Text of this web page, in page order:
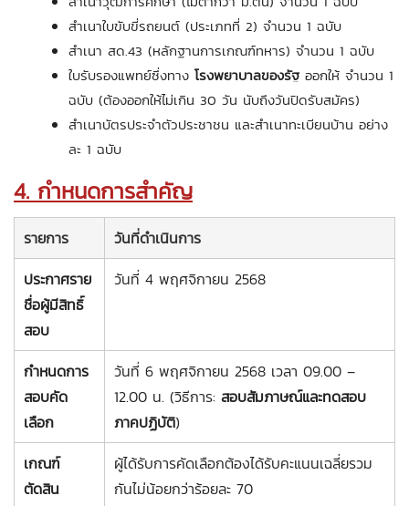
สำเนาใบขับขี่รถยนต์ (ประเภทที่ 2) จำนวน 1 ฉบับ
สำเนา สด.43 (หลักฐานการเกณฑ์ทหาร) จำนวน 1 ฉบับ
ใบรับรองแพทย์ซึ่งทาง โรงพยาบาลของรัฐ ออกให้ จำนวน 1
ฉบับ (ต้องออกให้ไม่เกิน 30 วัน นับถึงวันปิดรับสมัคร)
สำเนาบัตรประจำตัวประชาชน และสำเนาทะเบียนบ้าน อย่าง
ละ 1 ฉบับ
4. กำหนดการสำคัญ
รายการ
วันที่ดำเนินการ
ประกาศราย
ชื่อผู้มีสิทธิ์
สอบ
วันที่ 4 พฤศจิกายน 2568
กำหนดการ
สอบคัด
เลือก
วันที่ 6 พฤศจิกายน 2568 เวลา 09.00 –
12.00 น. (วิธีการ: สอบสัมภาษณ์และทดสอบ
ภาคปฏิบัติ)
เกณฑ์
ตัดสิน
ผู้ได้รับการคัดเลือกต้องได้รับคะแนนเฉลี่ยรวม
กันไม่น้อยกว่าร้อยละ 70